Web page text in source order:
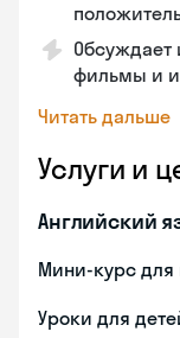
Обсуждает
фильмы и
Читать дальше
Услуги и
Английский
Мини-курс для
Уроки для